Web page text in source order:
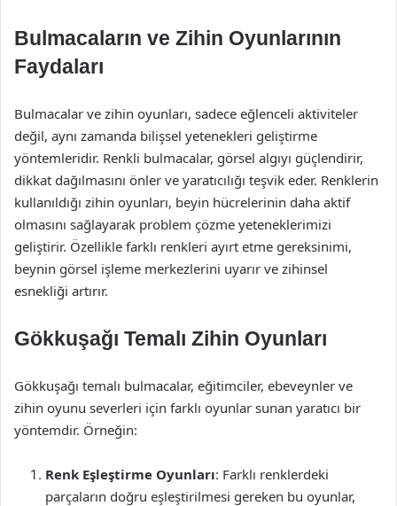
Bulmacaların ve Zihin Oyunlarının
Faydaları
Bulmacalar ve zihin oyunları, sadece eğlenceli aktiviteler
değil, aynı zamanda bilişsel yetenekleri geliştirme
yöntemleridir. Renkli bulmacalar, görsel algıyı güçlendirir,
dikkat dağılmasını önler ve yaratıcılığı teşvik eder. Renklerin
kullanıldığı zihin oyunları, beyin hücrelerinin daha aktif
olmasını sağlayarak problem çözme yeteneklerimizi
geliştirir. Özellikle farklı renkleri ayırt etme gereksinimi,
beynin görsel işleme merkezlerini uyarır ve zihinsel
esnekliği artırır.
Gökkuşağı Temalı Zihin Oyunları
Gökkuşağı temalı bulmacalar, eğitimciler, ebeveynler ve
zihin oyunu severleri için farklı oyunlar sunan yaratıcı bir
yöntemdir. Örneğin:
Renk Eşleştirme Oyunları: Farklı renklerdeki
parçaların doğru eşleştirilmesi gereken bu oyunlar,